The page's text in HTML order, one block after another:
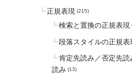
正規表現 (215)
検索と置換の正規表現
段落スタイルの正規表
肯定先読み／否定先
読み (13)